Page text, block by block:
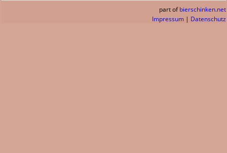
part of bierschinken.net
Impressum | Datenschutz